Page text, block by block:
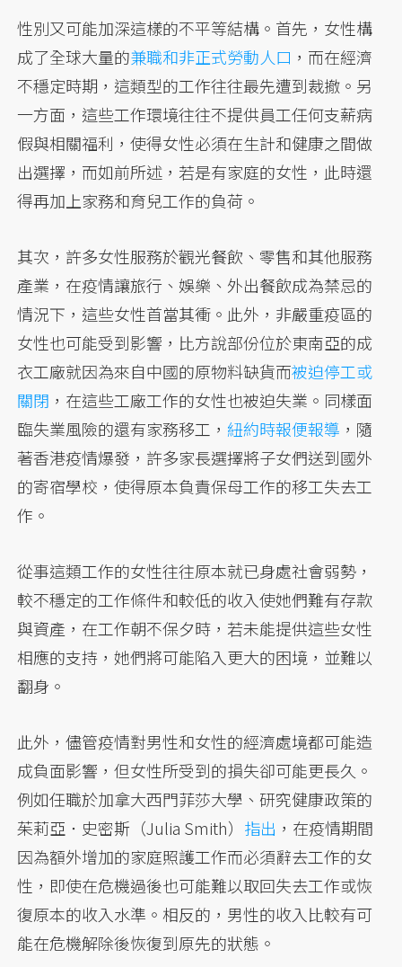
性別又可能加深這樣的不平等結構。首先，女性構
成了全球大量的兼職和非正式勞動人口 ，而在經濟
不穩定時期，這類型的工作往往最先遭到裁撤。另
一方面，這些工作環境往往不提供員工任何支薪病
假與相關福利，使得女性必須在生計和健康之間做
出選擇，而如前所述，若是有家庭的女性，此時還
得再加上家務和育兒工作的負荷。
其次，許多女性服務於觀光餐飲、零售和其他服務
產業，在疫情讓旅行、娛樂、外出餐飲成為禁忌的
情況下，這些女性首當其衝。此外，非嚴重疫區的
女性也可能受到影響，比方說部份位於東南亞的成
衣工廠就因為來自中國的原物料缺貨而被迫停工或
關閉 ，在這些工廠工作的女性也被迫失業。同樣面
臨失業風險的還有家務移工， 紐約時報便報導 ，隨
著香港疫情爆發，許多家長選擇將子女們送到國外
的寄宿學校，使得原本負責保母工作的移工失去工
作。
從事這類工作的女性往往原本就已身處社會弱勢，
較不穩定的工作條件和較低的收入使她們難有存款
與資產，在工作朝不保夕時，若未能提供這些女性
相應的支持，她們將可能陷入更大的困境，並難以
翻身。
此外，儘管疫情對男性和女性的經濟處境都可能造
成負面影響，但女性所受到的損失卻可能更長久。
例如任職於加拿大西門菲莎大學、研究健康政策的
茱莉亞．史密斯（Julia Smith） 指出 ，在疫情期間
因為額外增加的家庭照護工作而必須辭去工作的女
性，即使在危機過後也可能難以取回失去工作或恢
復原本的收入水準。相反的，男性的收入比較有可
能在危機解除後恢復到原先的狀態。